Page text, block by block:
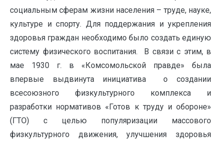
социальным сферам жизни населения – труде, науке,
культуре и спорту. Для поддержания и укрепления
здоровья граждан необходимо было создать единую
систему физического воспитания. В связи с этим, в
мае 1930 г. в «Комсомольской правде» была
впервые выдвинута инициатива о создании
всесоюзного физкультурного комплекса и
разработки нормативов «Готов к труду и обороне»
(ГТО) с целью популяризации массового
физкультурного движения, улучшения здоровья